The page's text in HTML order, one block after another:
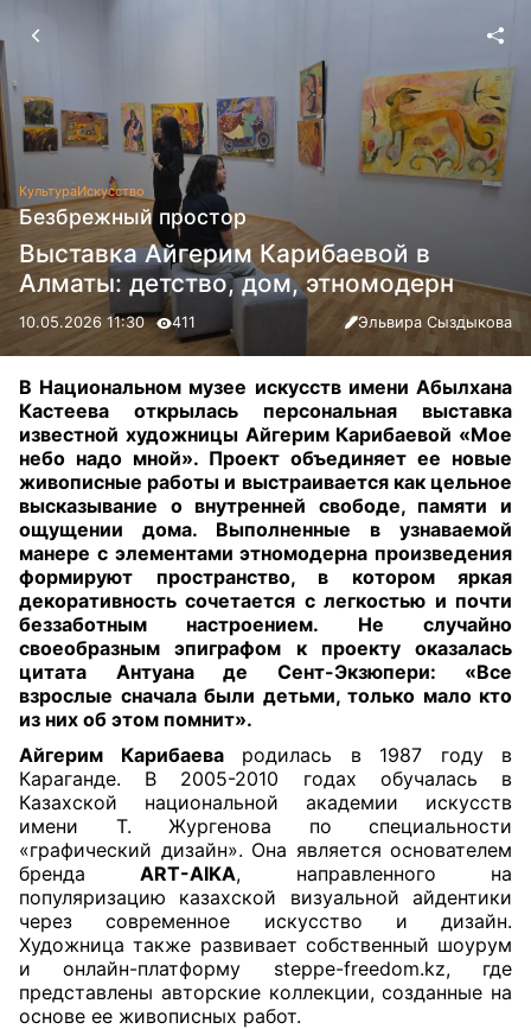
КультураИскусство
Безбрежный простор
Выставка Айгерим Карибаевой в
Алматы: детство, дом, этномодерн
10.05.2026 11:30 411 Эльвира Сыздыкова
В Национальном музее искусств имени Абылхана
Кастеева открылась персональная выставка
известной художницы Айгерим Карибаевой «Мое
небо надо мной». Проект объединяет ее новые
живописные работы и выстраивается как цельное
высказывание о внутренней свободе, памяти и
ощущении дома. Выполненные в узнаваемой
манере с элементами этномодерна произведения
формируют пространство, в котором яркая
декоративность сочетается с легкостью и почти
беззаботным настроением. Не случайно
своеобразным эпиграфом к проекту оказалась
цитата Антуана де Сент-Экзюпери: «Все
взрослые сначала были детьми, только мало кто
из них об этом помнит».
Айгерим Карибаевародилась в 1987 году в
Караганде. В 2005-2010 годах обучалась в
Казахской национальной академии искусств
имени Т. Жургенова по специальности
«графический дизайн». Она является основателем
брендаART-AIKA, направленного на
популяризацию казахской визуальной айдентики
через современное искусство и дизайн.
Художница также развивает собственный шоурум
и онлайн-платформу steppe-freedom.kz, где
представлены авторские коллекции, созданные на
основе ее живописных работ.